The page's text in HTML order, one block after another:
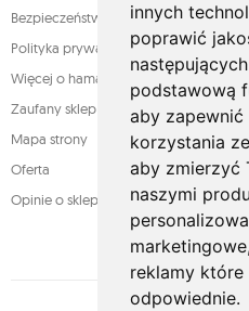
innych
poprawić
podstawową
aby zapewnić
korzystania
aby zmierzyć
naszymi
marketingowe,
reklamy które
odpowiednie.
Bezpieczeństwo płatności
Polityka prywatności
Więcej o hamakach
Zaufany sklep
Mapa strony
Oferta
Opinie o sklepie